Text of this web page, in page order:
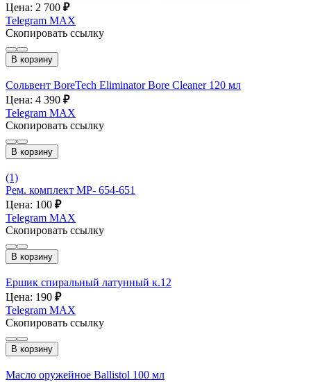
Цена: 2 700 ₽
Telegram MAX
Скопировать ссылку
В корзину
Сольвент BoreTech Eliminator Bore Cleaner 120 мл
Цена: 4 390 ₽
Telegram MAX
Скопировать ссылку
В корзину
(1)
Рем. комплект МР- 654-651
Цена: 100 ₽
Telegram MAX
Скопировать ссылку
В корзину
Ершик спиральный латунный к.12
Цена: 190 ₽
Telegram MAX
Скопировать ссылку
В корзину
Масло оружейное Ballistol 100 мл